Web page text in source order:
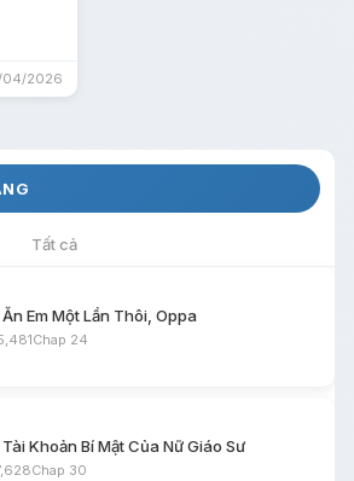
04/2026
Tất cả
Em Một Lần Thôi, Oppa
Chap 24
Khoản Bí Mật Của Nữ Giáo Sư
Chap 30